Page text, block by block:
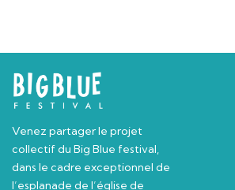
Venez partager le projet
collectif du Big Blue festival,
dans le cadre exceptionnel de
l’esplanade de l’église de